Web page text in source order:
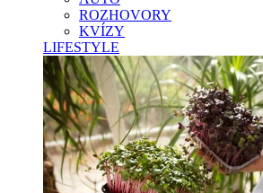
ROZHOVORY
KVÍZY
LIFESTYLE